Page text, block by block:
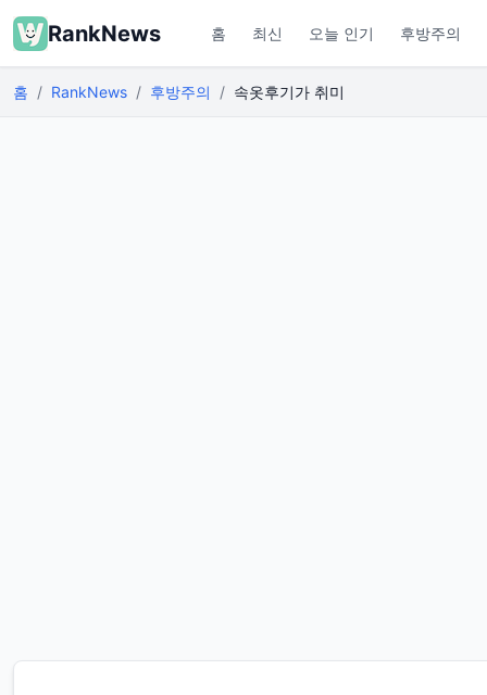
RankNews 홈 최신 오늘 인기 후방주의
홈 RankNews 후방주의 속옷후기가 취미